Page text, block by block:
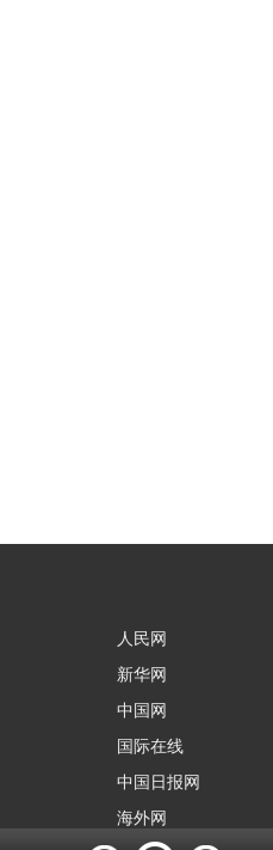
人民网
新华网
中国网
国际在线
中国日报网
海外网